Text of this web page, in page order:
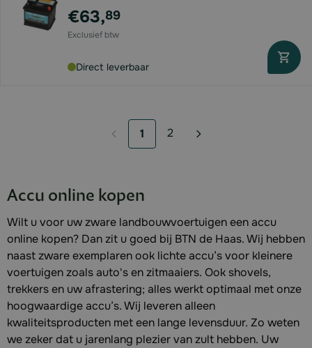
€63,89
Direct leverbaar
U lees momenteel pagina
1 Pagina
2
Accu online kopen
Wilt u voor uw zware landbouwvoertuigen een accu
online kopen? Dan zit u goed bij BTN de Haas. Wij hebben
naast zware exemplaren ook lichte accu’s voor kleinere
voertuigen zoals auto's en zitmaaiers. Ook shovels,
trekkers en uw afrastering; alles werkt optimaal met onze
hoogwaardige accu’s. Wij leveren alleen
kwaliteitsproducten met een lange levensduur. Zo weten
we zeker dat u jarenlang plezier van zult hebben. Uw